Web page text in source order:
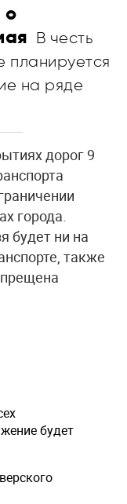
о
В честь
планируется
на ряде
дорог 9
города.
будет ни на
также
будет